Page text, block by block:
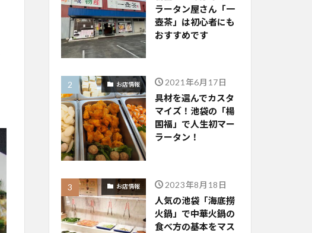
ラータン屋さん「一
壺茶」は初心者にも
おすすめです
お店情報 2021年6月17日
具材を選んでカスタ
マイズ！池袋の「楊
国福」で人生初マー
ラータン！
お店情報 2023年8月18日
人気の池袋「海底撈
火鍋」で中華火鍋の
食べ方の基本をマス